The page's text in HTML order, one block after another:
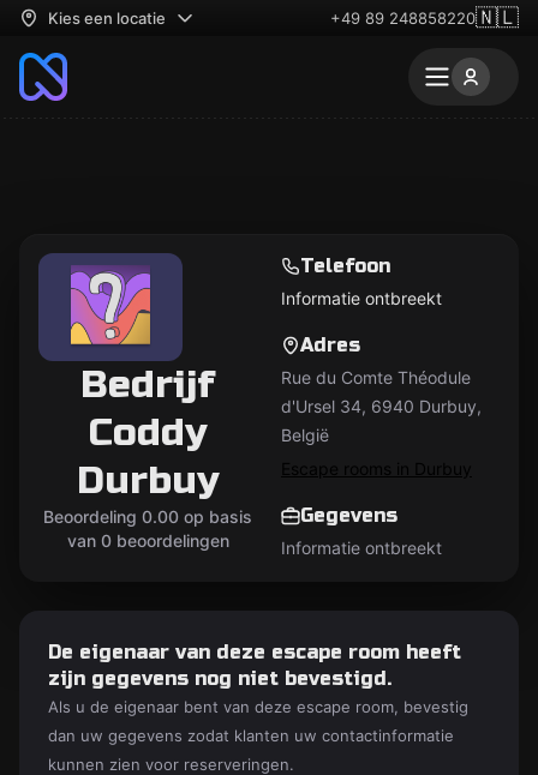
Kies een locatie +49 89 248858220🇳🇱
Bedrijf
Coddy
Durbuy
Beoordeling 0.00 op basis
van 0 beoordelingen
Telefoon
Informatie ontbreekt
Adres
Rue du Comte Théodule
d'Ursel 34, 6940 Durbuy,
België
Escape rooms in Durbuy
Gegevens
Informatie ontbreekt
De eigenaar van deze escape room heeft
zijn gegevens nog niet bevestigd.
Als u de eigenaar bent van deze escape room, bevestig
dan uw gegevens zodat klanten uw contactinformatie
kunnen zien voor reserveringen.